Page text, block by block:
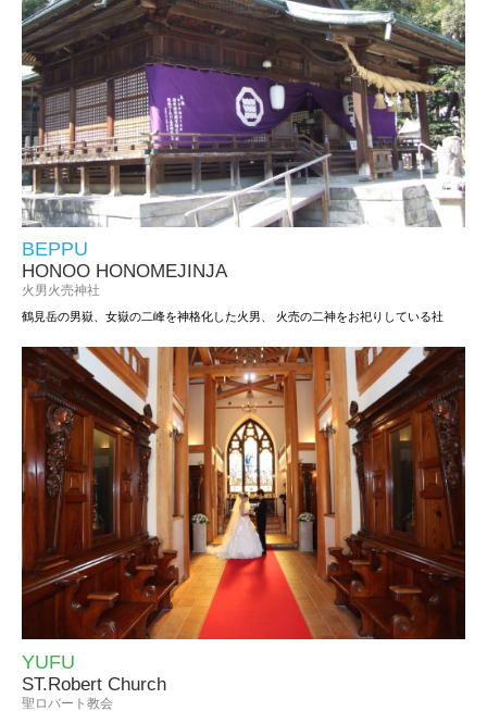
BEPPU
HONOO HONOMEJINJA
火男火売神社
鶴見岳の男嶽、女嶽の二峰を神格化した火男、 火売の二神をお祀りしている社
YUFU
ST.Robert Church
聖ロバート教会